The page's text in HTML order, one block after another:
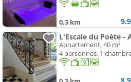
0.3 km 9.9
Appartement, 40 m²
4 personnes, 1